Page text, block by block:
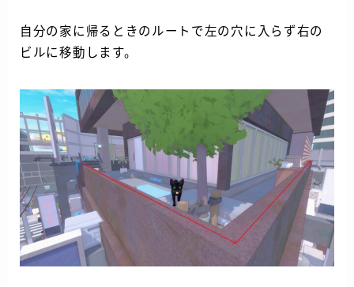
自分の家に帰るときのルートで左の穴に入らず右の
ビルに移動します。